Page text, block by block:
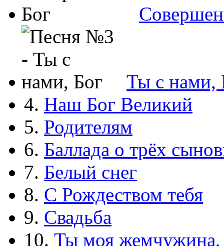
Ты с нами,
4. Наш Бог Великий
5. Родителям
6. Баллада о трёх
7. Белый снег
8. С Рождеством тебя
9. Свадьба
10. Ты моя жемчужина,